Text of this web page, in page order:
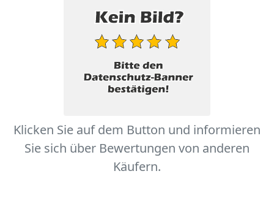
Klicken Sie auf dem Button und informieren
Sie sich über Bewertungen von anderen
Käufern.